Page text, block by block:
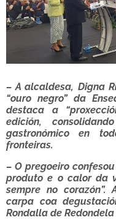
– A alcaldesa, Digna
“ouro negro” da
destaca a
edición,
gastronómico en
fronteiras.
– O pregoeiro
produto e o calor da
sempre no
carpa coa
Rondalla de